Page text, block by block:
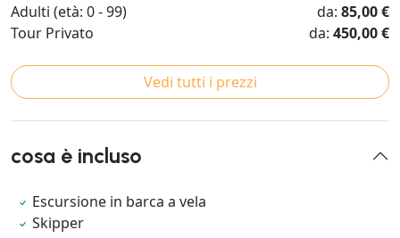
Adulti (età: 0 - 99) da: 85,00 €
Tour Privato
da: 450,00 €
Vedi tutti i prezzi
cosa è incluso
Escursione in barca a vela
Skipper